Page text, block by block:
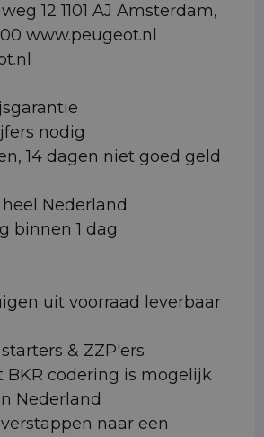
12 1101 AJ Amsterdam,
www.peugeot.nl
nodig
14 dagen niet goed geld
Nederland
binnen 1 dag
uit voorraad leverbaar
& ZZP'ers
BKR codering is mogelijk
Nederland
naar een